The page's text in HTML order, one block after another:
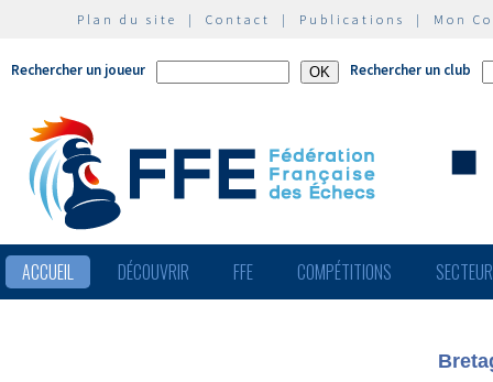
Plan du site | Contact | Publications | Mon
Rechercher un joueur Rechercher un club
ACCUEIL DÉCOUVRIR FFE COMPÉTITIONS